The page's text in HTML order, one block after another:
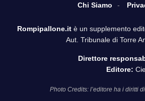
Chi Siamo
Rompipallone.it è un supplemento
Aut. Tribunale di Torre
Direttore
Editore:
Photo Credits: l’editore ha i diritti